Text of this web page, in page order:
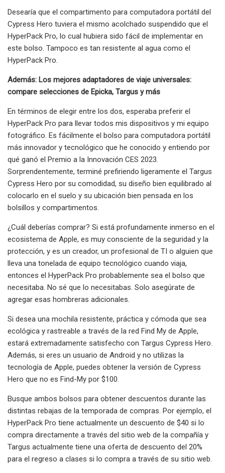
Desearía que el compartimento para computadora portátil del
Cypress Hero tuviera el mismo acolchado suspendido que el
HyperPack Pro, lo cual hubiera sido fácil de implementar en
este bolso. Tampoco es tan resistente al agua como el
HyperPack Pro.
Además: Los mejores adaptadores de viaje universales:
compare selecciones de Epicka, Targus y más
En términos de elegir entre los dos, esperaba preferir el
HyperPack Pro para llevar todos mis dispositivos y mi equipo
fotográfico. Es fácilmente el bolso para computadora portátil
más innovador y tecnológico que he conocido y entiendo por
qué ganó el Premio a la Innovación CES 2023.
Sorprendentemente, terminé prefiriendo ligeramente el Targus
Cypress Hero por su comodidad, su diseño bien equilibrado al
colocarlo en el suelo y su ubicación bien pensada en los
bolsillos y compartimentos.
¿Cuál deberías comprar? Si está profundamente inmerso en el
ecosistema de Apple, es muy consciente de la seguridad y la
protección, y es un creador, un profesional de TI o alguien que
lleva una tonelada de equipo tecnológico cuando viaja,
entonces el HyperPack Pro probablemente sea el bolso que
necesitaba. No sé que lo necesitabas. Solo asegúrate de
agregar esas hombreras adicionales.
Si desea una mochila resistente, práctica y cómoda que sea
ecológica y rastreable a través de la red Find My de Apple,
estará extremadamente satisfecho con Targus Cypress Hero.
Además, si eres un usuario de Android y no utilizas la
tecnología de Apple, puedes obtener la versión de Cypress
Hero que no es Find-My por $100.
Busque ambos bolsos para obtener descuentos durante las
distintas rebajas de la temporada de compras. Por ejemplo, el
HyperPack Pro tiene actualmente un descuento de $40 si lo
compra directamente a través del sitio web de la compañía y
Targus actualmente tiene una oferta de descuento del 20%
para el regreso a clases si lo compra a través de su sitio web.